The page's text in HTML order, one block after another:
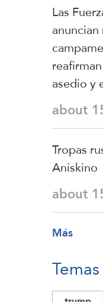
Las
asedio y
about
Tropas
Aniskino
about
Más